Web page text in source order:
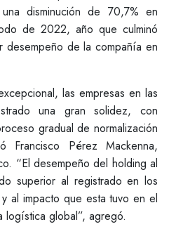
disminución de 70,7% en
de 2022, año que culminó
desempeño de la compañía en
las empresas en las
una gran solidez, con
gradual de normalización
Francisco Pérez Mackenna,
“El desempeño del holding al
superior al registrado en los
al impacto que esta tuvo en el
logística global”, agregó.